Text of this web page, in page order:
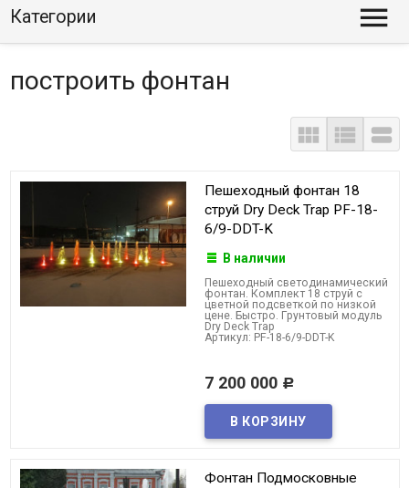
Категории 
построить фонтан
  
Пешеходный фонтан 18
струй Dry Deck Trap PF-18-
6/9-DDT-K
В наличии
Пешеходный светодинамический
фонтан. Комплект 18 струй с
цветной подсветкой по низкой
цене. Быстро. Грунтовый модуль
Dry Deck Trap
Артикул: PF-18-6/9-DDT-K
7 200 000 Р
Фонтан Подмосковные